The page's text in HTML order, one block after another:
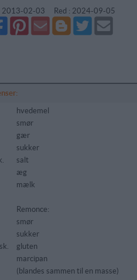
2013-02-03 Red : 2024-09-05
Del
på
Pinterest
Send
via
GMail
Del
på
Blogger
Del
på
Twitter
Send
mail
hvedemel
smør
gær
sukker
salt
æg
mælk
Remonce:
smør
sukker
gluten
marcipan
(blandes sammen til en masse)